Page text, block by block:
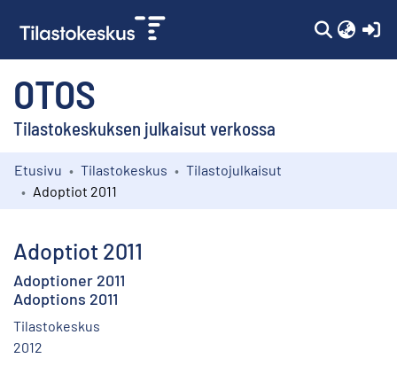
OTOS
Tilastokeskuksen julkaisut verkossa
Kokoelmat
Etusivu Tilastokeskus
Tilastojulkaisut
Adoptiot 2011
Adoptiot 2011
Adoptioner 2011
Adoptions 2011
Tilastokeskus
2012